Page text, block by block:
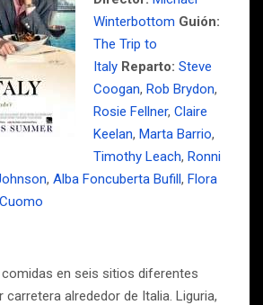
Winterbottom Guión:
The Trip to
Italy Reparto: Steve
Coogan, Rob Brydon,
Rosie Fellner, Claire
Keelan, Marta Barrio,
Timothy Leach, Ronni
, Alba Foncuberta Bufill, Flora
en seis sitios diferentes
carretera alrededor de Italia. Liguria,